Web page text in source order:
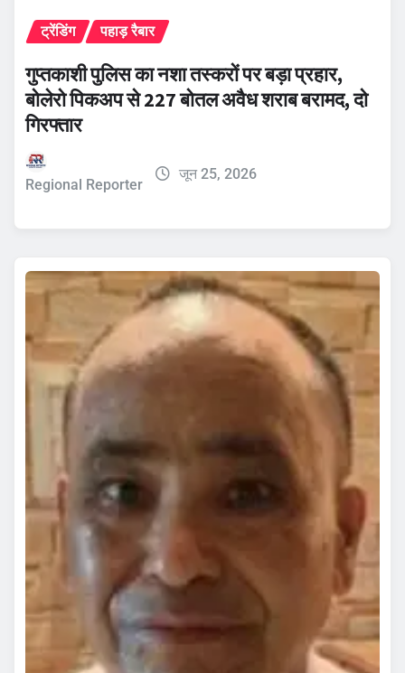
ट्रेंडिंग पहाड़ रैबार
गुप्तकाशी पुलिस का नशा तस्करों पर बड़ा प्रहार,
बोलेरो पिकअप से 227 बोतल अवैध शराब बरामद, दो
गिरफ्तार
Regional Reporter
जून 25, 2026